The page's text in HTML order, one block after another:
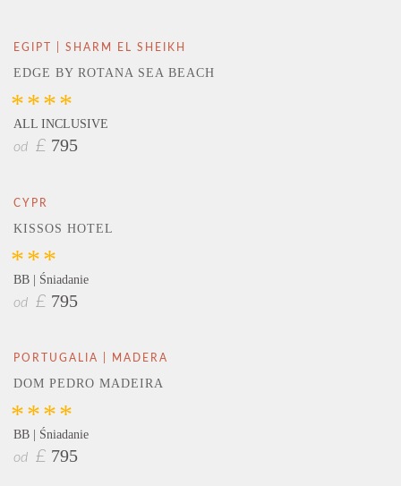
EGIPT | SHARM EL SHEIKH
EDGE BY ROTANA SEA BEACH
****
ALL INCLUSIVE
od £ 795
CYPR
KISSOS HOTEL
***
BB | Śniadanie
od £ 795
PORTUGALIA | MADERA
DOM PEDRO MADEIRA
****
BB | Śniadanie
od £ 795